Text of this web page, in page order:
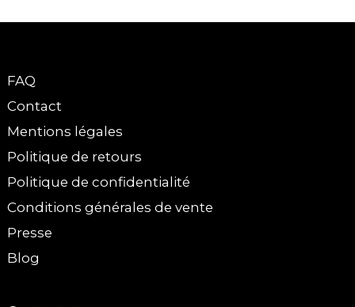
FAQ
Contact
Mentions légales
Politique de retours
Politique de confidentialité
Conditions générales de vente
Presse
Blog